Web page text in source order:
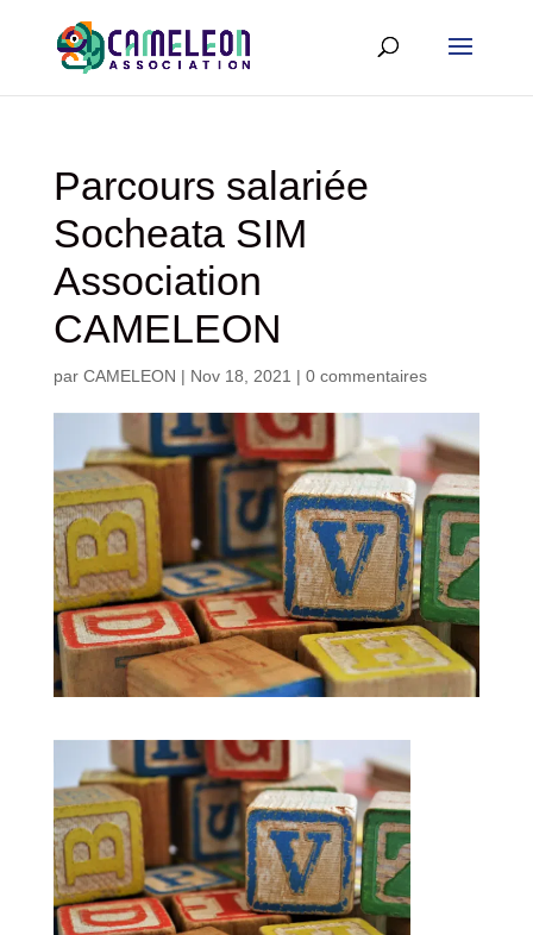
Parcours salariée
Socheata SIM
Association
CAMELEON
par CAMELEON | Nov 18, 2021 | 0 commentaires